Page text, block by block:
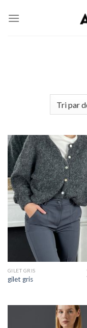
GILET GRIS
gilet gris